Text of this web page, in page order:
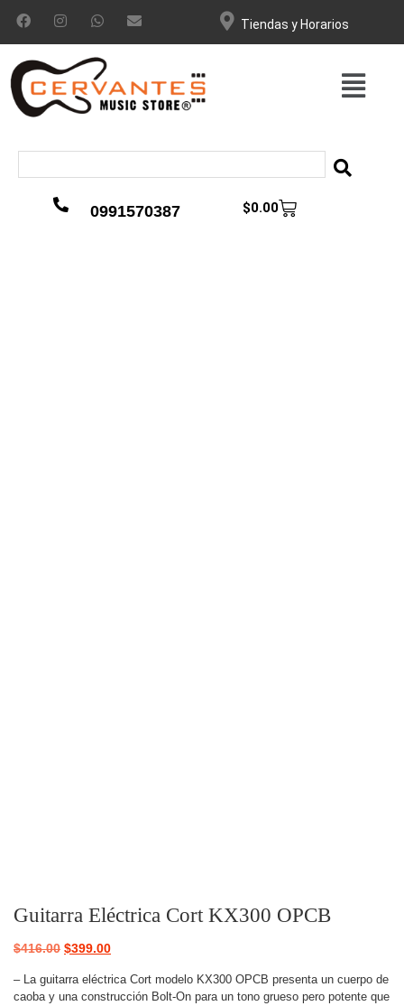
Tiendas y Horarios
0991570387 $0.00
Guitarra Eléctrica Cort KX300 OPCB
$416.00 $399.00
– La guitarra eléctrica Cort modelo KX300 OPCB presenta un cuerpo de
caoba y una construcción Bolt-On para un tono grueso pero potente que